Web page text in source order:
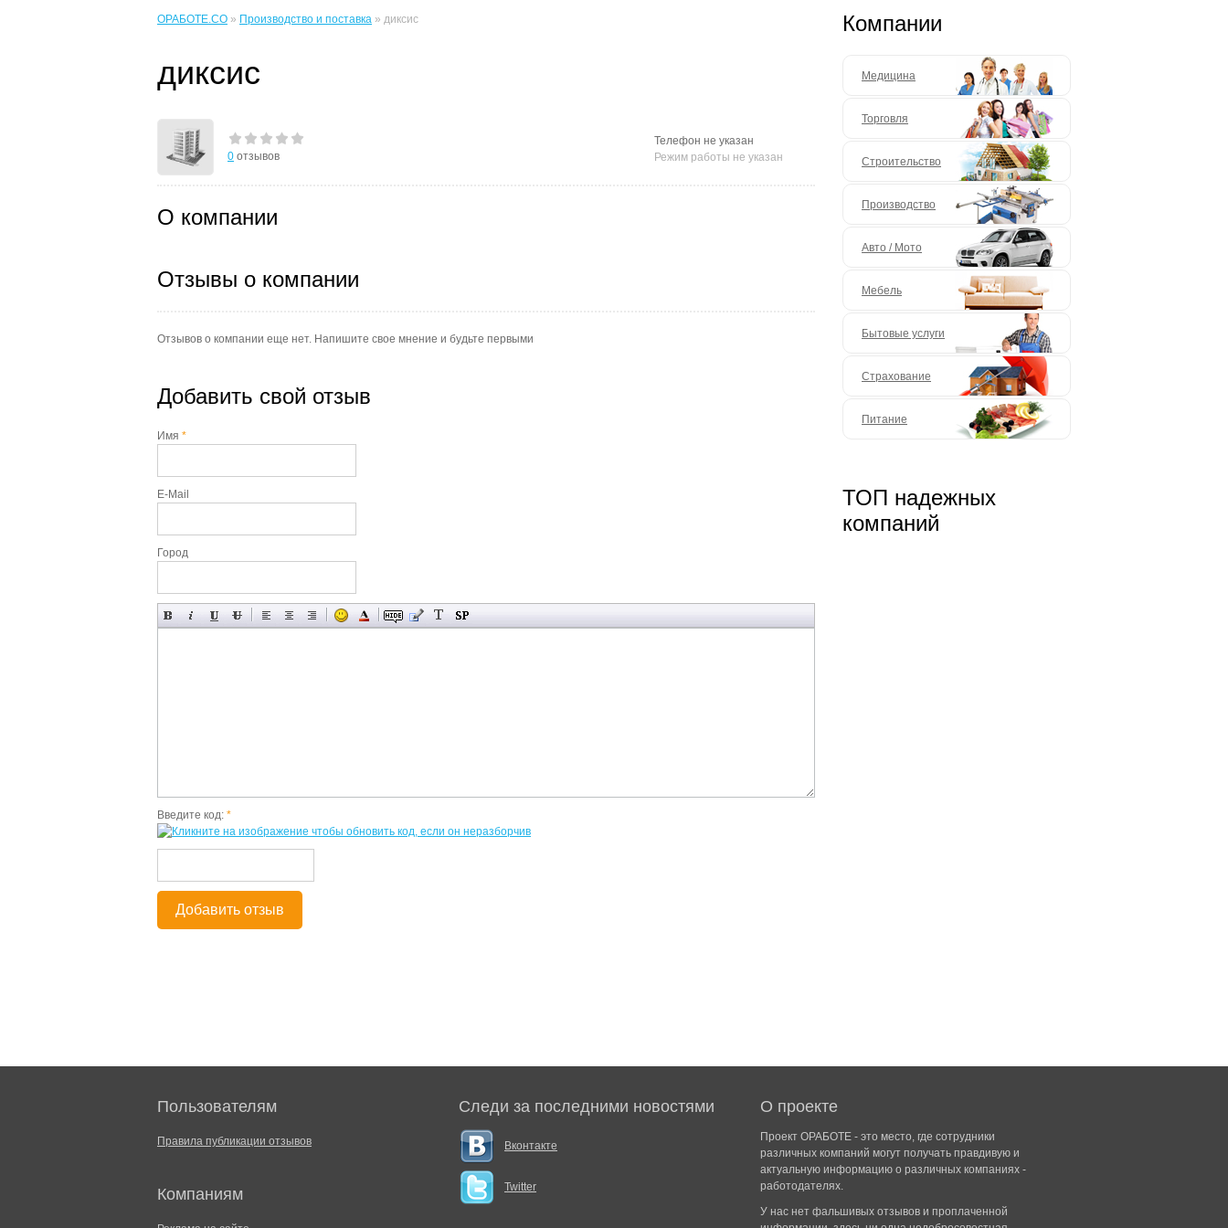
ОРАБОТЕ.CO » Производство и поставка » диксис
диксис
0 отзывов
Телефон не указан
Режим работы не указан
О компании
Отзывы о компании
Отзывов о компании еще нет. Напишите свое мнение и будьте первыми
Добавить свой отзыв
Имя *
E-Mail
Город
Введите код: *
Добавить отзыв
Компании
Медицина
Торговля
Строительство
Производство
Авто / Мото
Мебель
Бытовые услуги
Страхование
Питание
ТОП надежных
компаний
Пользователям
Правила публикации отзывов
Компаниям
Следи за последними новостями
Вконтакте
Twitter
О проекте
Проект ОРАБОТЕ - это место, где сотрудники
различных компаний могут получать правдивую и
актуальную информацию о различных компаниях -
работодателях.
У нас нет фальшивых отзывов и проплаченной